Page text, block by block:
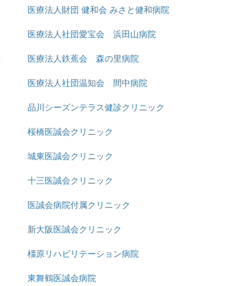
医療法人財団 健和会 みさと健和病院
医療法人社団愛宝会 浜田山病院
医療法人鉄蕉会 森の里病院
医療法人社団温知会 間中病院
品川シーズンテラス健診クリニック
桜橋医誠会クリニック
城東医誠会クリニック
十三医誠会クリニック
医誠会病院付属クリニック
新大阪医誠会クリニック
橿原リハビリテーション病院
東舞鶴医誠会病院